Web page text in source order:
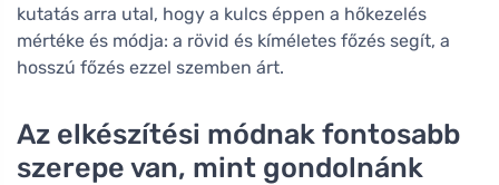
kutatás arra utal, hogy a kulcs éppen a hőkezelés
mértéke és módja: a rövid és kíméletes főzés segít, a
hosszú főzés ezzel szemben árt.
Az elkészítési módnak fontosabb
szerepe van, mint gondolnánk